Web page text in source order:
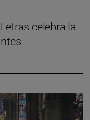
celebra la